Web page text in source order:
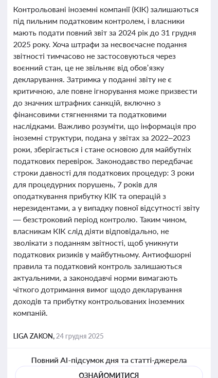
Контрольовані іноземні компанії (КІК) залишаються
під пильним податковим контролем, і власники
мають подати повний звіт за 2024 рік до 31 грудня
2025 року. Хоча штрафи за несвоєчасне подання
звітності тимчасово не застосовуються через
воєнний стан, це не звільняє від обов’язку
декларування. Затримка у поданні звіту не є
критичною, але повне ігнорування може призвести
до значних штрафних санкцій, включно з
фінансовими стягненнями та податковими
наслідками. Важливо розуміти, що інформація про
іноземні структури, подана у звітах за 2022–2023
роки, зберігається і стане основою для майбутніх
податкових перевірок. Законодавство передбачає
строки давності для податкових процедур: 3 роки
для процедурних порушень, 7 років для
оподаткування прибутку КІК та операцій з
нерезидентами, а у випадку повної відсутності звіту
— безстроковий період контролю. Таким чином,
власникам КІК слід діяти відповідально, не
зволікати з поданням звітності, щоб уникнути
податкових ризиків у майбутньому. Антиофшорні
правила та податковий контроль залишаються
актуальними, а законодавчі норми вимагають
чіткого дотримання вимог щодо декларування
доходів та прибутку контрольованих іноземних
компаній.
LIGA ZAKON, 24 грудня 2025
Повний AI-підсумок дня та статті-джерела
ОЗНАЙОМИТИСЯ